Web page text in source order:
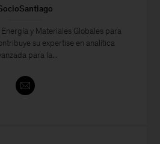
y Materiales Globales para
su expertise en analítica
para la...